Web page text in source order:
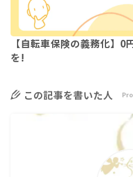
【自転車保険の義務化】
を!
この記事を書いた人